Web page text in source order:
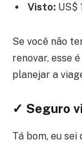
Visto: US$
Se você não
renovar, esse
planejar a
✓ Seguro
Tá bom, eu sei